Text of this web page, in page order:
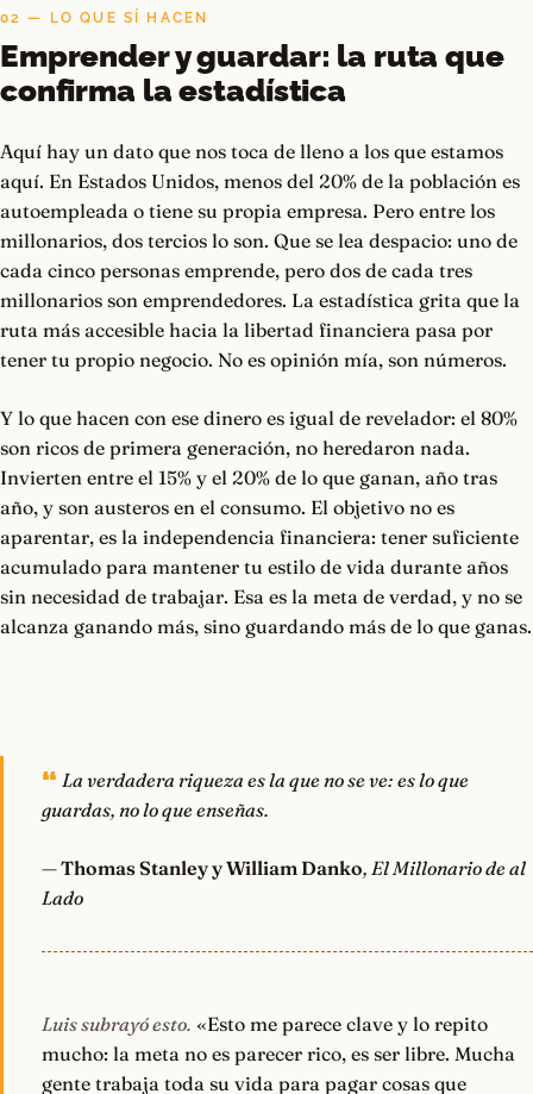
02 — LO QUE SÍ HACEN
Emprender y guardar: la ruta que
confirma la estadística
Aquí hay un dato que nos toca de lleno a los que estamos
aquí. En Estados Unidos, menos del 20% de la población es
autoempleada o tiene su propia empresa. Pero entre los
millonarios, dos tercios lo son. Que se lea despacio: uno de
cada cinco personas emprende, pero dos de cada tres
millonarios son emprendedores. La estadística grita que la
ruta más accesible hacia la libertad financiera pasa por
tener tu propio negocio. No es opinión mía, son números.
Y lo que hacen con ese dinero es igual de revelador: el 80%
son ricos de primera generación, no heredaron nada.
Invierten entre el 15% y el 20% de lo que ganan, año tras
año, y son austeros en el consumo. El objetivo no es
aparentar, es la independencia financiera: tener suficiente
acumulado para mantener tu estilo de vida durante años
sin necesidad de trabajar. Esa es la meta de verdad, y no se
alcanza ganando más, sino guardando más de lo que ganas.
La verdadera riqueza es la que no se ve: es lo que
guardas, no lo que enseñas.
—Thomas Stanley y William Danko, El Millonario de al
Lado
Luis subrayó esto. «Esto me parece clave y lo repito
mucho: la meta no es parecer rico, es ser libre. Mucha
gente trabaja toda su vida para pagar cosas que